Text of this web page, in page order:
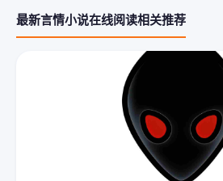
最新言情小说在线阅读相关推荐